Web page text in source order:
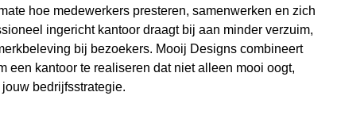
hoe medewerkers presteren, samenwerken en zich
ingericht kantoor draagt bij aan minder verzuim,
bij bezoekers. Mooij Designs combineert
een kantoor te realiseren dat niet alleen mooi oogt,
bedrijfsstrategie.